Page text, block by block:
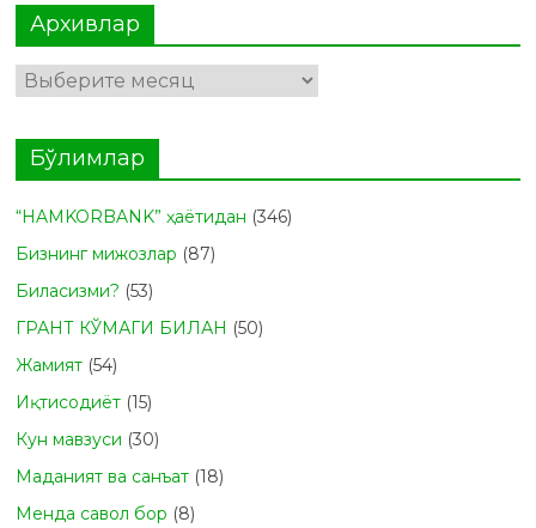
Архивлар
Архивлар
Бўлимлар
“HAMKORBANK” ҳаётидан (346)
Бизнинг мижозлар (87)
Биласизми? (53)
ГРАНТ КЎМАГИ БИЛАН (50)
Жамият (54)
Иқтисодиёт (15)
Кун мавзуси (30)
Маданият ва санъат (18)
Менда савол бор (8)